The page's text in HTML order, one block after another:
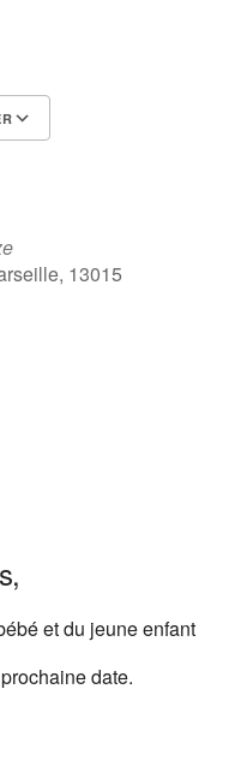
13015
et du jeune enfant
date.